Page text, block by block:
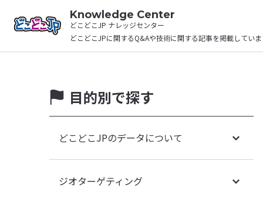
Knowledge Center
どこどこJP ナレッジセンター
どこどこJPに関するQ&Aや技術に関する記事を掲載してい
目的別で探す
どこどこJPのデータについて
ジオターゲティング